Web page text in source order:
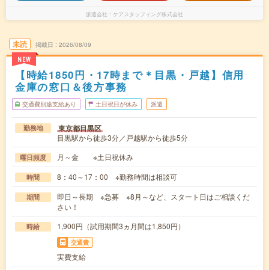
派遣会社 ケアスタッフィング株式会社
未読
NEW
掲載日 2026/08/09
【時給1850円・17時まで＊目黒・戸越】信用
金庫の窓口＆後方事務
交通費別途支給あり 土日祝日が休み 派遣
勤務地 東京都目黒区
目黒駅から徒歩3分／戸越駅から徒歩5分
曜日頻度 月～金 ※土日祝休み
時間 8：40～17：00 ※勤務時間は相談可
期間
即日～長期 ※急募 ※8月～など、スタート日はご相談くだ
さい！
時給 1,900円（試用期間3ヵ月間は1,850円）
交通費
実費支給